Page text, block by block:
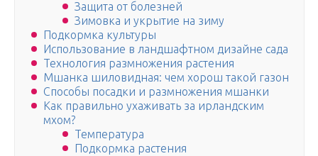
Защита от болезней
Зимовка и укрытие на зиму
Подкормка культуры
Использование в ландшафтном дизайне сада
Технология размножения растения
Мшанка шиловидная: чем хорош такой газон
Способы посадки и размножения мшанки
Как правильно ухаживать за ирландским
мхом?
Температура
Подкормка растения